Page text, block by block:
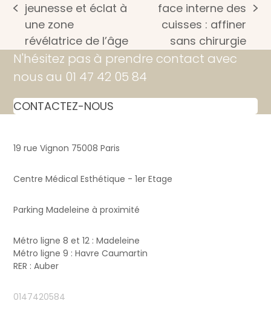
previous
post:
jeunesse et éclat à
une zone
révélatrice de l’âge
next
post:
face interne des
cuisses : affiner
sans chirurgie
N'hésitez pas à prendre contact avec
nous au 01 47 42 05 84
CONTACTEZ-NOUS
19 rue Vignon 75008 Paris
Centre Médical Esthétique - 1er Etage
Parking Madeleine à proximité
Métro ligne 8 et 12 : Madeleine
Métro ligne 9 : Havre Caumartin
RER : Auber
0147420584